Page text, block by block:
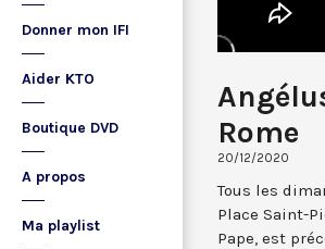
Donner mon IFI
Aider KTO
Boutique DVD
A propos
Ma playlist
Rome
20/12/2020
Tous les
Place Saint-
Pape, est